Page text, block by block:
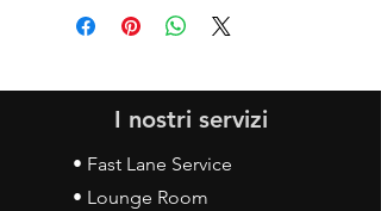
I nostri servizi
• Fast Lane Service
• Lounge Room